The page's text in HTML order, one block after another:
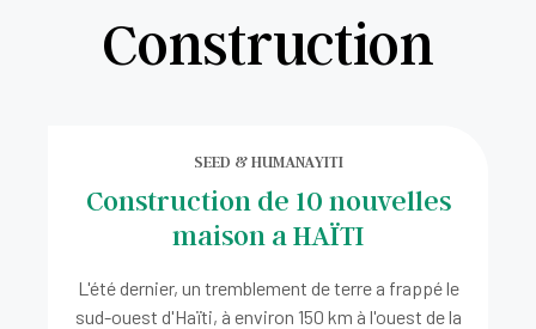
Construction
SEED & HUMANAYITI
Construction de 10 nouvelles
maison a HAÏTI
L'été dernier, un tremblement de terre a frappé le
sud-ouest d'Haïti, à environ 150 km à l'ouest de la